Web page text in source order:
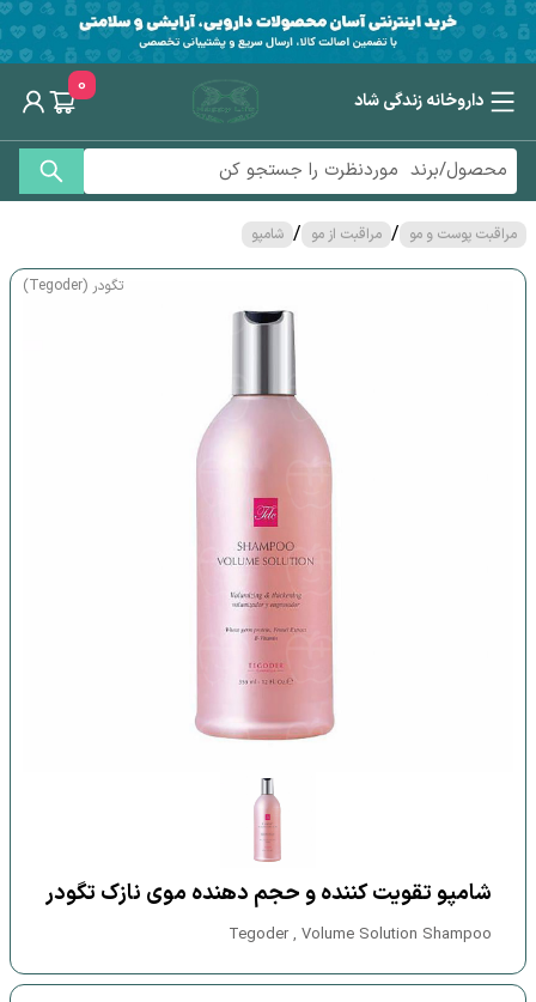
داروخانه زندگی شاد
0
مراقبت پوست و مو / مراقبت از مو / شامپو
تگودر (Tegoder)
شامپو تقویت کننده و حجم دهنده موی نازک تگودر
Tegoder , Volume Solution Shampoo